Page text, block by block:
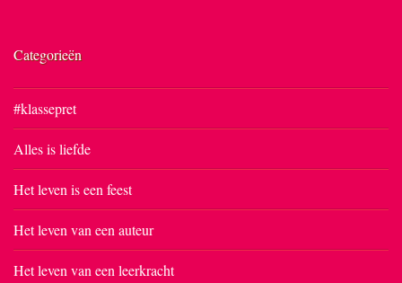
Categorieën
#klassepret
Alles is liefde
Het leven is een feest
Het leven van een auteur
Het leven van een leerkracht